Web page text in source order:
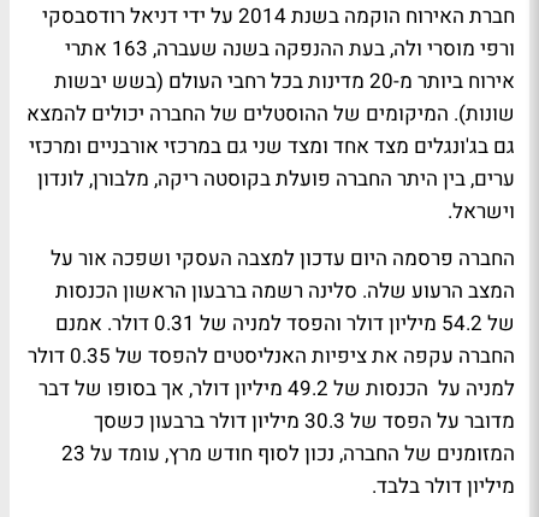
חברת האירוח הוקמה בשנת 2014 על ידי דניאל רודסבסקי
ורפי מוסרי ולה, בעת ההנפקה בשנה שעברה, 163 אתרי
אירוח ביותר מ-20 מדינות בכל רחבי העולם (בשש יבשות
שונות). המיקומים של ההוסטלים של החברה יכולים להמצא
גם בג'ונגלים מצד אחד ומצד שני גם במרכזי אורבניים ומרכזי
ערים, בין היתר החברה פועלת בקוסטה ריקה, מלבורן, לונדון
וישראל.
החברה פרסמה היום עדכון למצבה העסקי ושפכה אור על
המצב הרעוע שלה. סלינה רשמה ברבעון הראשון הכנסות
של 54.2 מיליון דולר והפסד למניה של 0.31 דולר. אמנם
החברה עקפה את ציפיות האנליסטים להפסד של 0.35 דולר
למניה על הכנסות של 49.2 מיליון דולר, אך בסופו של דבר
מדובר על הפסד של 30.3 מיליון דולר ברבעון כשסך
המזומנים של החברה, נכון לסוף חודש מרץ, עומד על 23
מיליון דולר בלבד.